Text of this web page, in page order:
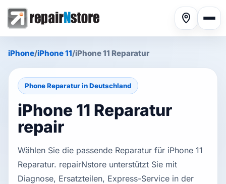
Phone repair
Tablet repair
iPhone/iPhone 11/iPhone 11 Reparatur
Phone Reparatur in Deutschland
iPhone 11 Reparatur
repair
Wählen Sie die passende Reparatur für iPhone 11
Reparatur. repairNstore unterstützt Sie mit
Diagnose, Ersatzteilen, Express-Service in der